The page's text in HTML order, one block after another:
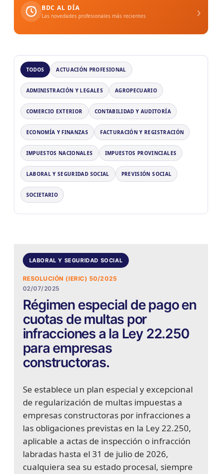
BDC AL DÍA
Las novedades profesionales más recientes ›
TODOS ACTUACIÓN PROFESIONAL
ADMINISTRACIÓN Y LEGALES AGROPECUARIO
COMERCIO EXTERIOR CONTABILIDAD Y AUDITORÍA
ECONOMÍA Y FINANZAS FACTURACIÓN Y REGISTRACIÓN
IMPUESTOS NACIONALES IMPUESTOS PROVINCIALES
LABORAL Y SEGURIDAD SOCIAL PREVISIÓN SOCIAL
SOCIETARIO
LABORAL Y SEGURIDAD SOCIAL
RESOLUCIÓN (IERIC) 50/2025
02/07/2025
Régimen especial de pago en
cuotas de multas por
infracciones a la Ley 22.250
para empresas
constructoras.
Se establece un plan especial y excepcional
de regularización de multas impuestas a
empresas constructoras por infracciones a
las obligaciones previstas en la Ley 22.250,
aplicable a actas de inspección o infracción
labradas hasta el 31 de julio de 2026,
cualquiera sea su estado procesal, siempre